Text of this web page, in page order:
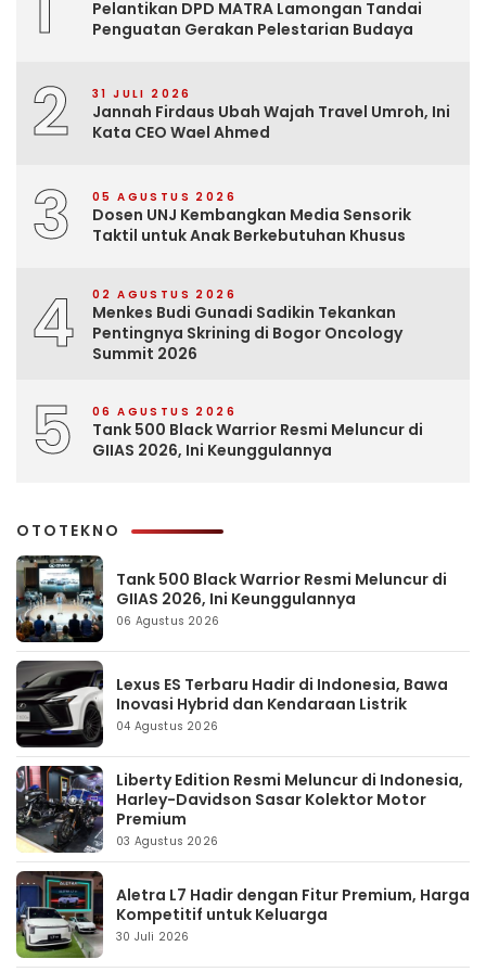
Pelantikan DPD MATRA Lamongan Tandai
Penguatan Gerakan Pelestarian Budaya
2 31 JULI 2026
Jannah Firdaus Ubah Wajah Travel Umroh, Ini
Kata CEO Wael Ahmed
3 05 AGUSTUS 2026
Dosen UNJ Kembangkan Media Sensorik
Taktil untuk Anak Berkebutuhan Khusus
4 02 AGUSTUS 2026
Menkes Budi Gunadi Sadikin Tekankan
Pentingnya Skrining di Bogor Oncology
Summit 2026
5 06 AGUSTUS 2026
Tank 500 Black Warrior Resmi Meluncur di
GIIAS 2026, Ini Keunggulannya
OTOTEKNO
Tank 500 Black Warrior Resmi Meluncur di
GIIAS 2026, Ini Keunggulannya
06 Agustus 2026
Lexus ES Terbaru Hadir di Indonesia, Bawa
Inovasi Hybrid dan Kendaraan Listrik
04 Agustus 2026
Liberty Edition Resmi Meluncur di Indonesia,
Harley-Davidson Sasar Kolektor Motor
Premium
03 Agustus 2026
Aletra L7 Hadir dengan Fitur Premium, Harga
Kompetitif untuk Keluarga
30 Juli 2026